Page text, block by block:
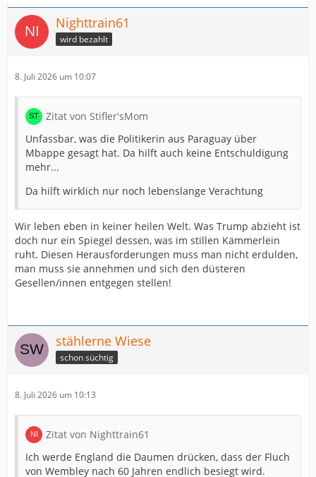
Nighttrain61
wird bezahlt
8. Juli 2026 um 10:07
Zitat von Stifler'sMom
Unfassbar, was die Politikerin aus Paraguay über
Mbappe gesagt hat. Da hilft auch keine Entschuldigung
mehr...
Da hilft wirklich nur noch lebenslange Verachtung
Wir leben eben in keiner heilen Welt. Was Trump abzieht ist
doch nur ein Spiegel dessen, was im stillen Kämmerlein
ruht. Diesen Herausforderungen muss man nicht erdulden,
man muss sie annehmen und sich den düsteren
Gesellen/innen entgegen stellen!
stählerne Wiese
schon süchtig
8. Juli 2026 um 10:13
Zitat von Nighttrain61
Ich werde England die Daumen drücken, dass der Fluch
von Wembley nach 60 Jahren endlich besiegt wird.